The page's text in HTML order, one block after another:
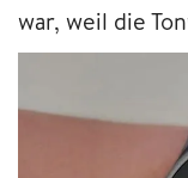
war, weil die